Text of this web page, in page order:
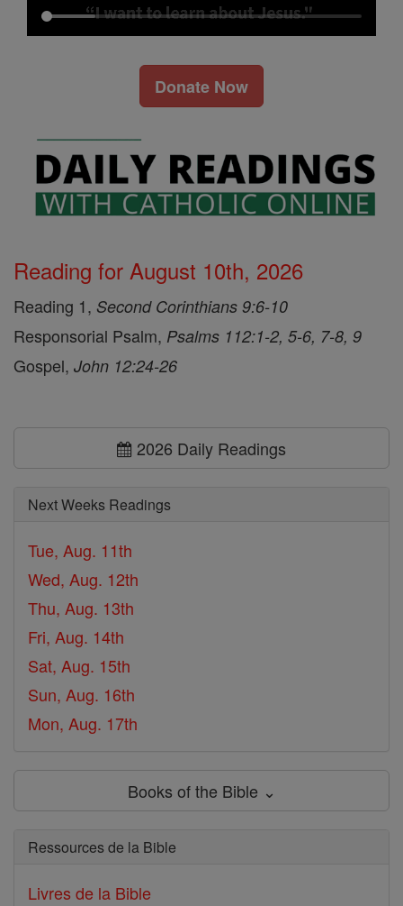
Donate Now
Reading for August 10th, 2026
Reading 1, Second Corinthians 9:6-10
Responsorial Psalm, Psalms 112:1-2, 5-6, 7-8, 9
Gospel, John 12:24-26
2026 Daily Readings
Next Weeks Readings
Tue, Aug. 11th
Wed, Aug. 12th
Thu, Aug. 13th
Fri, Aug. 14th
Sat, Aug. 15th
Sun, Aug. 16th
Mon, Aug. 17th
Books of the Bible ⌄
Ressources de la Bible
Livres de la Bible